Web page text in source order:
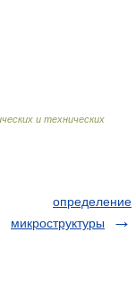
и технических
определение
микроструктуры